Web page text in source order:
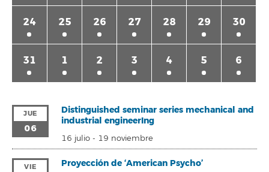
24 25 26 27 28 29 30
31 1 2 3 4 5 6
JUE
06
Distinguished seminar series mechanical and
industrial engineerIng
16 julio- 19 noviembre
VIE Proyección de ‘American Psycho’